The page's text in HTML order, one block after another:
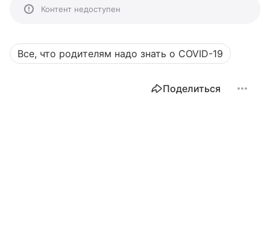
Контент недоступен
Все, что родителям надо знать о COVID-19
Поделиться